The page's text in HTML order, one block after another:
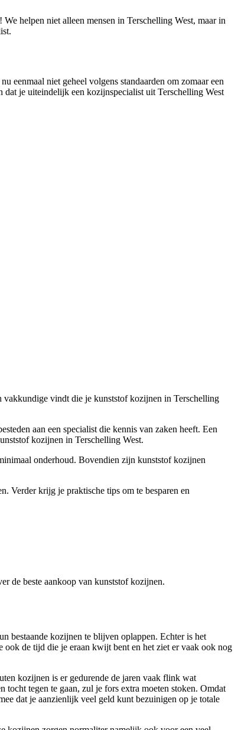
helpen niet alleen mensen in Terschelling West, maar in
eenmaal niet geheel volgens standaarden om zomaar een
je uiteindelijk een kozijnspecialist uit Terschelling West
vakkundige vindt die je kunststof kozijnen in Terschelling
aan een specialist die kennis van zaken heeft. Een
kozijnen in Terschelling West.
onderhoud. Bovendien zijn kunststof kozijnen
Verder krijg je praktische tips om te besparen en
de beste aankoop van kunststof kozijnen.
bestaande kozijnen te blijven oplappen. Echter is het
ook de tijd die je eraan kwijt bent en het ziet er vaak ook nog
kozijnen is er gedurende de jaren vaak flink wat
tocht tegen te gaan, zul je fors extra moeten stoken. Omdat
dat je aanzienlijk veel geld kunt bezuinigen op je totale